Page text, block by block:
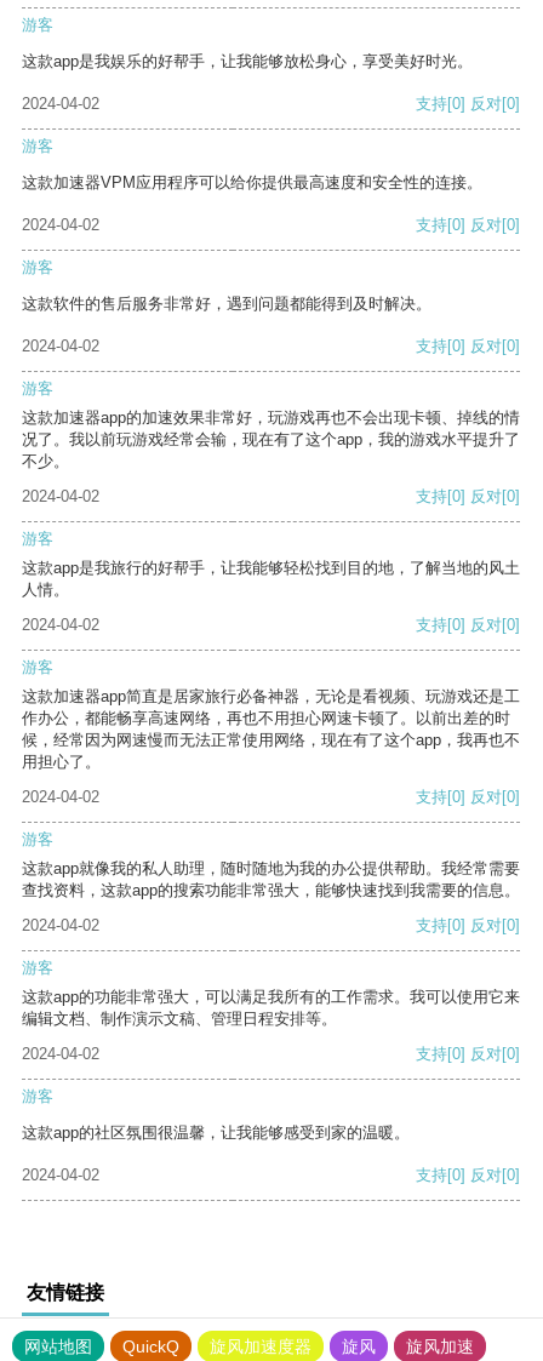
游客
这款app是我娱乐的好帮手，让我能够放松身心，享受美好时光。
2024-04-02 支持[0] 反对[0]
游客
这款加速器VPM应用程序可以给你提供最高速度和安全性的连接。
2024-04-02 支持[0] 反对[0]
游客
这款软件的售后服务非常好，遇到问题都能得到及时解决。
2024-04-02 支持[0] 反对[0]
游客
这款加速器app的加速效果非常好，玩游戏再也不会出现卡顿、掉线的情
况了。我以前玩游戏经常会输，现在有了这个app，我的游戏水平提升了
不少。
2024-04-02
支持[0] 反对[0]
游客
这款app是我旅行的好帮手，让我能够轻松找到目的地，了解当地的风土
人情。
2024-04-02
支持[0] 反对[0]
游客
这款加速器app简直是居家旅行必备神器，无论是看视频、玩游戏还是工
作办公，都能畅享高速网络，再也不用担心网速卡顿了。以前出差的时
候，经常因为网速慢而无法正常使用网络，现在有了这个app，我再也不
用担心了。
2024-04-02
支持[0] 反对[0]
游客
这款app就像我的私人助理，随时随地为我的办公提供帮助。我经常需要
查找资料，这款app的搜索功能非常强大，能够快速找到我需要的信息。
2024-04-02
支持[0] 反对[0]
游客
这款app的功能非常强大，可以满足我所有的工作需求。我可以使用它来
编辑文档、制作演示文稿、管理日程安排等。
2024-04-02
支持[0] 反对[0]
游客
这款app的社区氛围很温馨，让我能够感受到家的温暖。
2024-04-02 支持[0] 反对[0]
友情链接
网站地图 QuickQ 旋风加速度器 旋风 旋风加速